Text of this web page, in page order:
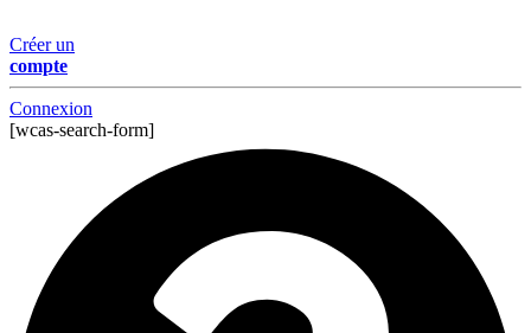
Créer un
compte
Connexion
[wcas-search-form]